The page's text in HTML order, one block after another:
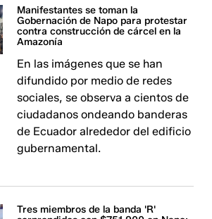
Manifestantes se toman la
Gobernación de Napo para protestar
contra construcción de cárcel en la
Amazonía
En las imágenes que se han
difundido por medio de redes
sociales, se observa a cientos de
ciudadanos ondeando banderas
de Ecuador alrededor del edificio
gubernamental.
Tres miembros de la banda 'R'